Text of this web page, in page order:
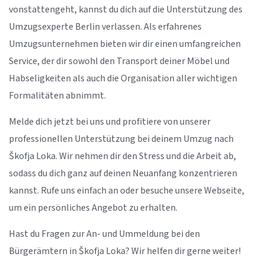
vonstattengeht, kannst du dich auf die Unterstützung des
Umzugsexperte Berlin verlassen. Als erfahrenes
Umzugsunternehmen bieten wir dir einen umfangreichen
Service, der dir sowohl den Transport deiner Möbel und
Habseligkeiten als auch die Organisation aller wichtigen
Formalitäten abnimmt.
Melde dich jetzt bei uns und profitiere von unserer
professionellen Unterstützung bei deinem Umzug nach
Škofja Loka. Wir nehmen dir den Stress und die Arbeit ab,
sodass du dich ganz auf deinen Neuanfang konzentrieren
kannst. Rufe uns einfach an oder besuche unsere Webseite,
um ein persönliches Angebot zu erhalten.
Hast du Fragen zur An- und Ummeldung bei den
Bürgerämtern in Škofja Loka? Wir helfen dir gerne weiter!